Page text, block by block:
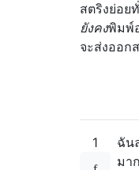
สตริงย่อย
ยังคงพิมพ์
จะส่งออก
1
ฉัน
มา